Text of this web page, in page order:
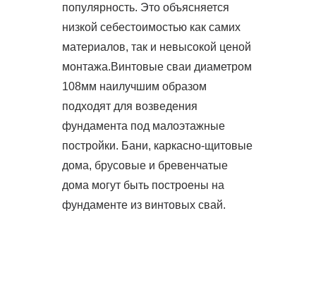
популярность. Это объясняется
низкой себестоимостью как самих
материалов, так и невысокой ценой
монтажа.Винтовые сваи диаметром
108мм наилучшим образом
подходят для возведения
фундамента под малоэтажные
постройки. Бани, каркасно-щитовые
дома, брусовые и бревенчатые
дома могут быть построены на
фундаменте из винтовых свай.